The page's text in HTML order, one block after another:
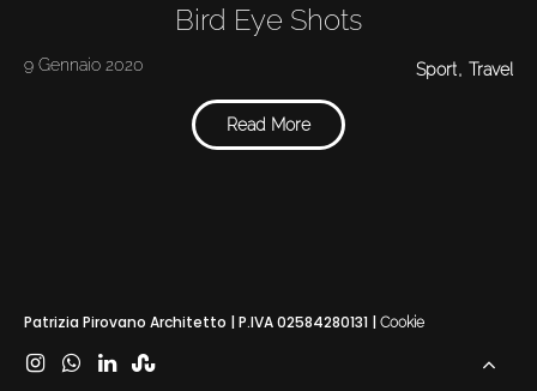
Bird Eye Shots
9 Gennaio 2020 Sport Travel
Read More
Patrizia Pirovano Architetto | P.IVA 02584280131 | Cookie